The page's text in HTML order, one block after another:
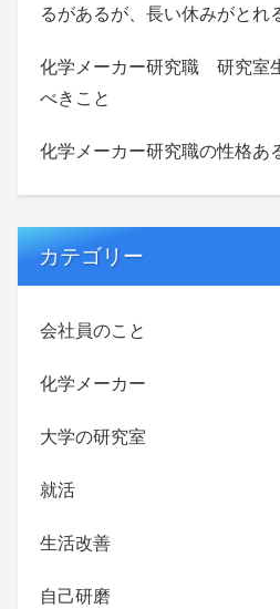
るがあるが、長い休みがとれ
化学メーカー研究職 研究室
べきこと
化学メーカー研究職の性格あ
カテゴリー
会社員のこと
化学メーカー
大学の研究室
就活
生活改善
自己研磨